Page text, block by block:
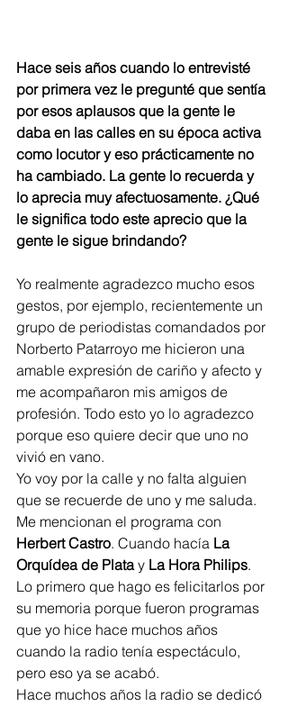
Hace seis años cuando lo entrevisté
por primera vez le pregunté que sentía
por esos aplausos que la gente le
daba en las calles en su época activa
como locutor y eso prácticamente no
ha cambiado. La gente lo recuerda y
lo aprecia muy afectuosamente. ¿Qué
le significa todo este aprecio que la
gente le sigue brindando?
Yo realmente agradezco mucho esos
gestos, por ejemplo, recientemente un
grupo de periodistas comandados por
Norberto Patarroyo me hicieron una
amable expresión de cariño y afecto y
me acompañaron mis amigos de
profesión. Todo esto yo lo agradezco
porque eso quiere decir que uno no
vivió en vano.
Yo voy por la calle y no falta alguien
que se recuerde de uno y me saluda.
Me mencionan el programa con
Herbert Castro. Cuando hacía La
Orquídea de Plata y La Hora Philips.
Lo primero que hago es felicitarlos por
su memoria porque fueron programas
que yo hice hace muchos años
cuando la radio tenía espectáculo,
pero eso ya se acabó.
Hace muchos años la radio se dedicó